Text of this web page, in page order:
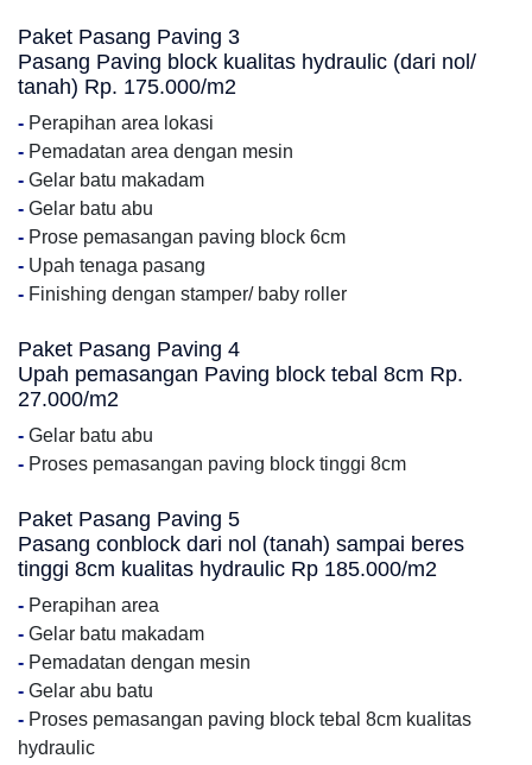
Paket Pasang Paving 3
Pasang Paving block kualitas hydraulic (dari nol/
tanah) Rp. 175.000/m2
- Perapihan area lokasi
- Pemadatan area dengan mesin
- Gelar batu makadam
- Gelar batu abu
- Prose pemasangan paving block 6cm
- Upah tenaga pasang
- Finishing dengan stamper/ baby roller
Paket Pasang Paving 4
Upah pemasangan Paving block tebal 8cm Rp.
27.000/m2
- Gelar batu abu
- Proses pemasangan paving block tinggi 8cm
Paket Pasang Paving 5
Pasang conblock dari nol (tanah) sampai beres
tinggi 8cm kualitas hydraulic Rp 185.000/m2
- Perapihan area
- Gelar batu makadam
- Pemadatan dengan mesin
- Gelar abu batu
- Proses pemasangan paving block tebal 8cm kualitas
hydraulic